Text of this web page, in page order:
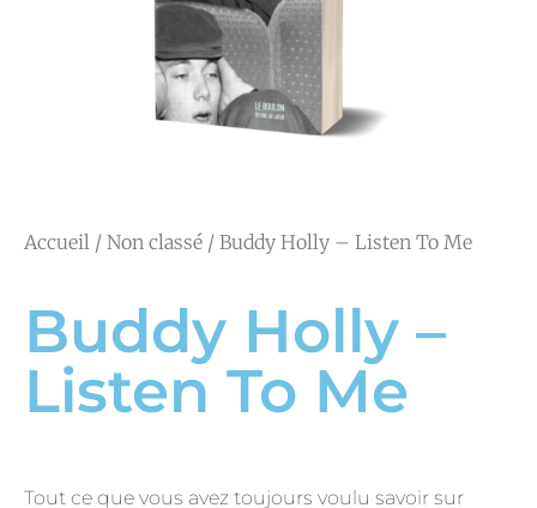
Accueil / Non classé / Buddy Holly – Listen To Me
Buddy Holly –
Listen To Me
Tout ce que vous avez toujours voulu savoir sur